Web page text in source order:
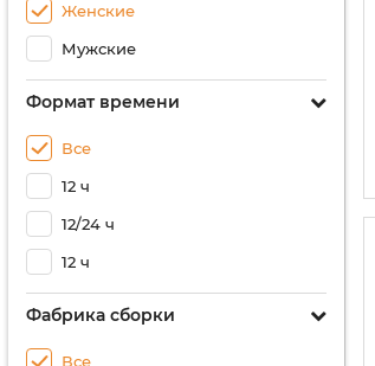
Женские
Мужские
Формат времени
Все
12 ч
12/24 ч
12 ч
Фабрика сборки
Все